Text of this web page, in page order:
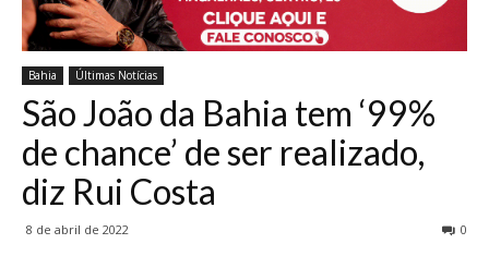
Bahia Últimas Notícias
São João da Bahia tem ‘99%
de chance’ de ser realizado,
diz Rui Costa
8 de abril de 2022 0